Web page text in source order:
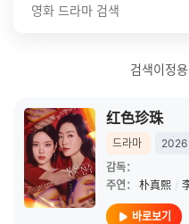
검색이정
红色珍珠
드라마 2026
감독：
주연：
朴真熙 /
바로보기